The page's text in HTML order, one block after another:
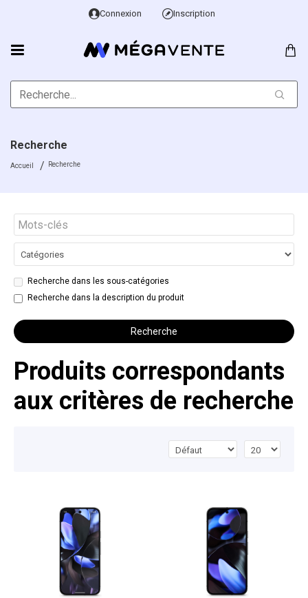
Connexion Inscription
Accueil Recherche
Recherche
Recherche dans les sous-catégories
Recherche dans la description du produit
Recherche
Produits correspondants
aux critères de recherche